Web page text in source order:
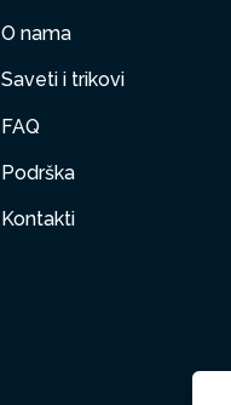
O nama
Saveti i trikovi
FAQ
Podrška
Kontakti